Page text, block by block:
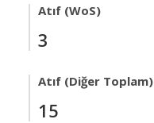
Atıf (WoS)
3
Atıf (Diğer Toplam)
15